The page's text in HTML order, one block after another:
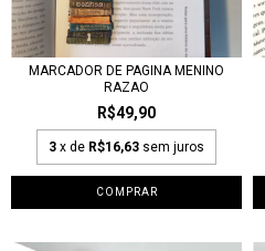
MARCADOR DE PAGINA MENINO
RAZAO
R$49,90
3 x de R$16,63 sem juros